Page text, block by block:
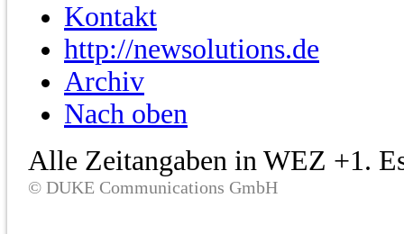
Kontakt
http://newsolutions.de
Archiv
Nach oben
Alle Zeitangaben in WEZ +1.
© DUKE Communications GmbH